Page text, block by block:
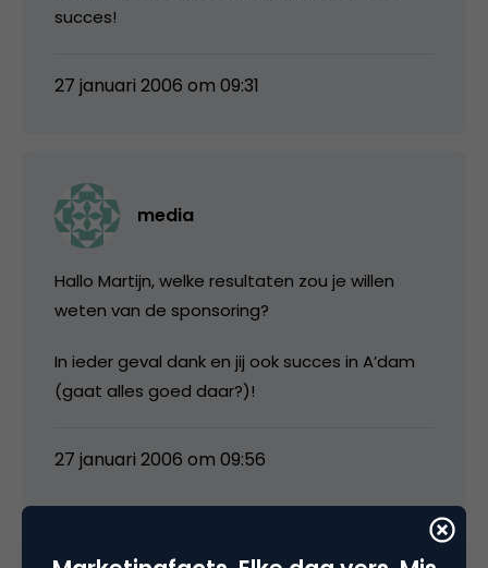
succes!
27 januari 2006 om 09:31
media
Hallo Martijn, welke resultaten zou je willen
weten van de sponsoring?
In ieder geval dank en jij ook succes in A’dam
(gaat alles goed daar?)!
27 januari 2006 om 09:56